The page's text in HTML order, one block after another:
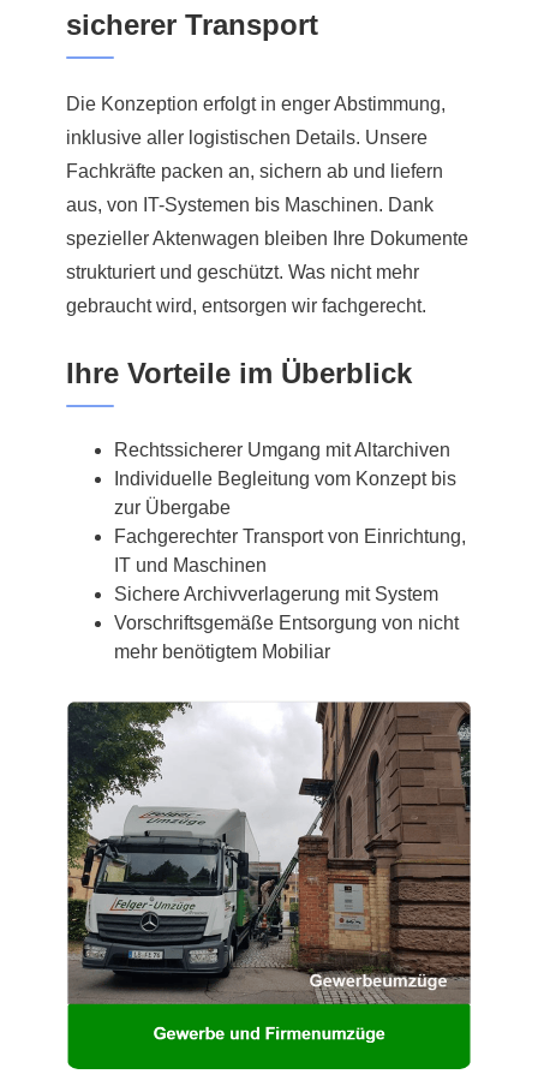
sicherer Transport
Die Konzeption erfolgt in enger Abstimmung,
inklusive aller logistischen Details. Unsere
Fachkräfte packen an, sichern ab und liefern
aus, von IT-Systemen bis Maschinen. Dank
spezieller Aktenwagen bleiben Ihre Dokumente
strukturiert und geschützt. Was nicht mehr
gebraucht wird, entsorgen wir fachgerecht.
Ihre Vorteile im Überblick
Rechtssicherer Umgang mit Altarchiven
Individuelle Begleitung vom Konzept bis
zur Übergabe
Fachgerechter Transport von Einrichtung,
IT und Maschinen
Sichere Archivverlagerung mit System
Vorschriftsgemäße Entsorgung von nicht
mehr benötigtem Mobiliar